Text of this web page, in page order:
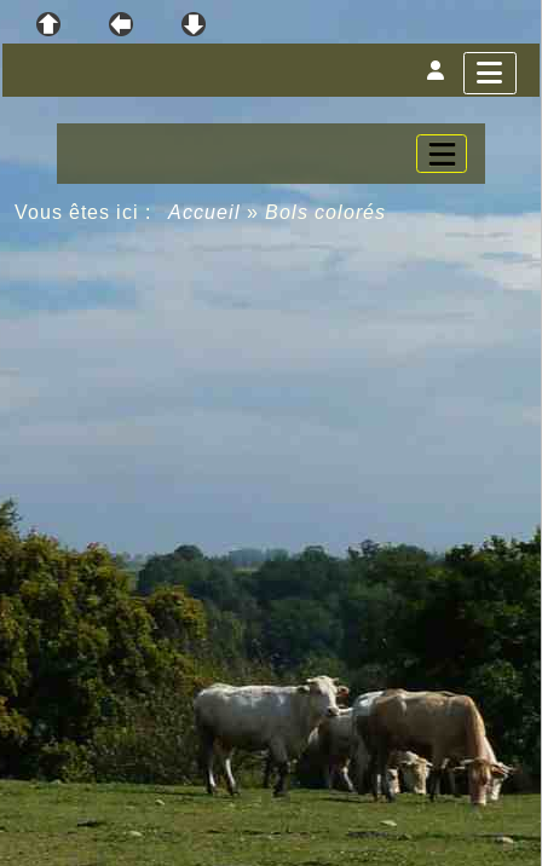
Vous êtes ici : Accueil »Bols colorés